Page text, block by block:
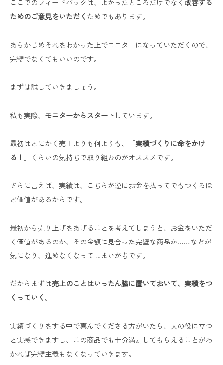
ここでのフィードバックは、よかったところだけでなく 改善する
ためのご意見をいただく ためでもあります。
あらかじめそれをわかった上でモニターになっていただくので、
完璧でなくてもいいのです。
まずは試していきましょう。
私も実際、 モニターからスタート しています。
最初はとにかく売上よりも何よりも、「実績づくりに命をかけ
る！ 」くらいの気持ちで取り組むのがオススメです。
さらに言えば、実績は、こちらが逆にお金を払ってでもつくるほ
ど価値があるからです。
最初から売り上げをあげることを考えてしまうと、お金をいただ
く価値があるのか、その金額に見合った完璧な商品か……などが
気になり、進めなくなってしまいがちです。
だからまずは売上のことはいったん脇に置いておいて、実績をつ
くっていく 。
実績づくりをする中で喜んでくださる方がいたら、人の役に立つ
と実感できますし、この商品でも十分満足してもらえることがわ
かれば完璧主義もなくなっていきます。